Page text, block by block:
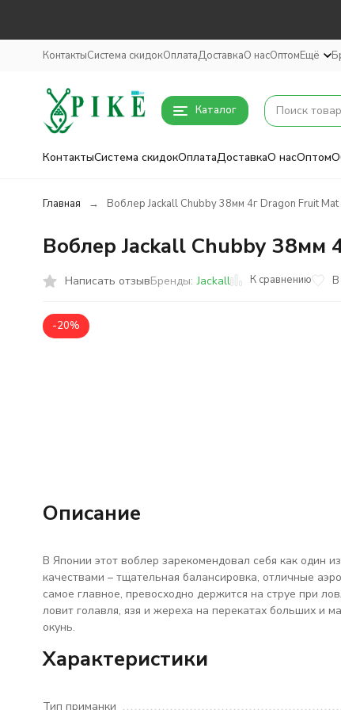
КонтактыСистема скидокОплатаДоставкаО насОптомЕщё
Каталог
КонтактыСистема скидокОплатаДоставкаО насОптом
Главная Воблер Jackall Chubby 38мм 4г Dragon Fruit
Воблер Jackall Chubby 38мм
Написать отзывБренды: Jackall К сравнению
-20%
Описание
В Японии этот воблер зарекомендовал себя как один
качествами – тщательная балансировка, отличные
самое главное, превосходно держится на струе при
ловит голавля, язя и жереха на перекатах больших и
окунь.
Характеристики
Тип приманки